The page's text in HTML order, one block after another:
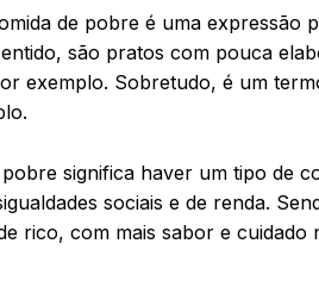
de pobre é uma expressão
são pratos com pouca
exemplo. Sobretudo, é um
significa haver um tipo de
sociais e de renda.
rico, com mais sabor e cuidado